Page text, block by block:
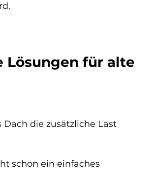
Lösungen für alte
die zusätzliche Last
schon ein einfaches